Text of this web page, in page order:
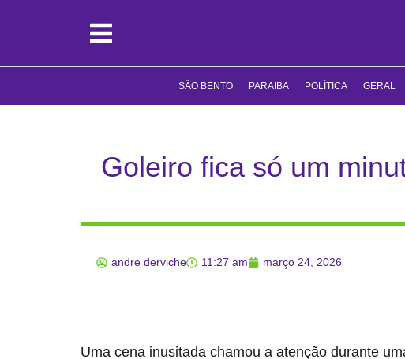
SÃO BENTO PARAIBA POLÍTICA GERAL
Goleiro fica só um
andre derviche 11:27 am março 24, 2026
Uma cena inusitada chamou a atenção durante